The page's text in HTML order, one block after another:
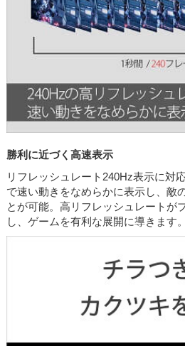
勝利に近づく高速表示
リフレッシュレート240Hz表示に対
で速い動きをなめらかに表示し、敵
とが可能。高リフレッシュレートが
し、ゲームを有利な展開に導きます。